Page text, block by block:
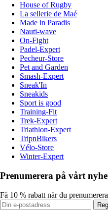
House of Rugby
La sellerie de Maé
Made in Paradis
Nauti-wave
On-Fight
Padel-Expert
Pecheur-Store
Pet and Garden
Smash-Expert
Sneak'In
Sneakids
Sport is good
Training-Fit
Trek-Expert
Triathlon-Expert
TripnBikers
Vélo-Store
Winter-Expert
Prenumerera på vårt
Få 10 % rabatt när du